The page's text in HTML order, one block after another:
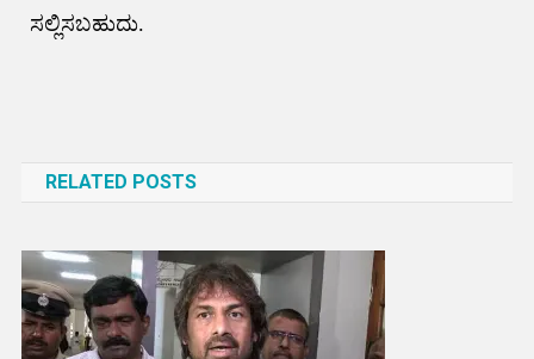
ಸಲ್ಲಿಸಬಹುದು.
RELATED POSTS